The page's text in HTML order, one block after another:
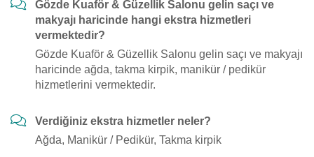
Gözde Kuaför & Güzellik Salonu gelin saçı ve
makyajı haricinde hangi ekstra hizmetleri
vermektedir?
Gözde Kuaför & Güzellik Salonu gelin saçı ve makyajı
haricinde ağda, takma kirpik, manikür / pedikür
hizmetlerini vermektedir.
Verdiğiniz ekstra hizmetler neler?
Ağda, Manikür / Pedikür, Takma kirpik